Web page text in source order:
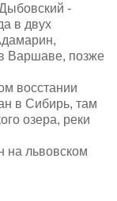
-
в двух
Варшаве, позже
восстании
в Сибирь, там
озера, реки
на львовском